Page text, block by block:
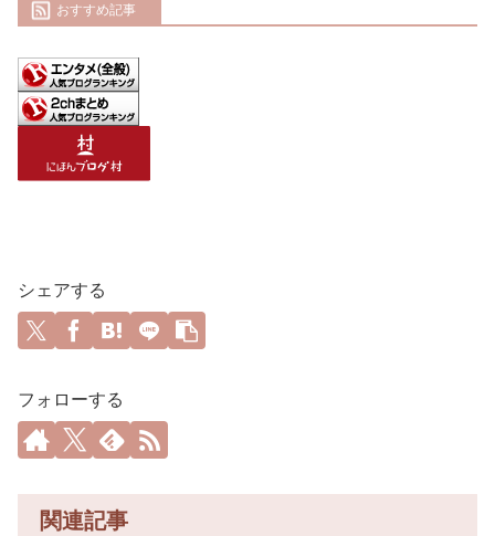
おすすめ記事
シェアする
フォローする
関連記事